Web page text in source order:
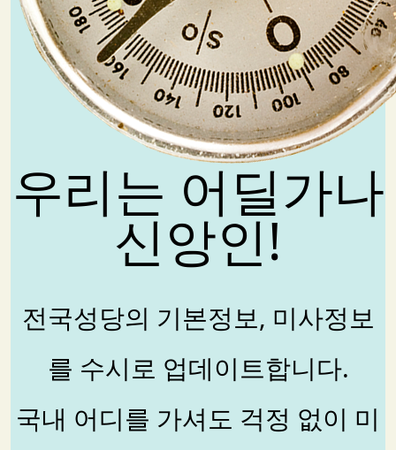
우리는 어딜가나
신앙인!
전국성당의 기본정보, 미사정보
를 수시로 업데이트합니다.
국내 어디를 가셔도 걱정 없이 미